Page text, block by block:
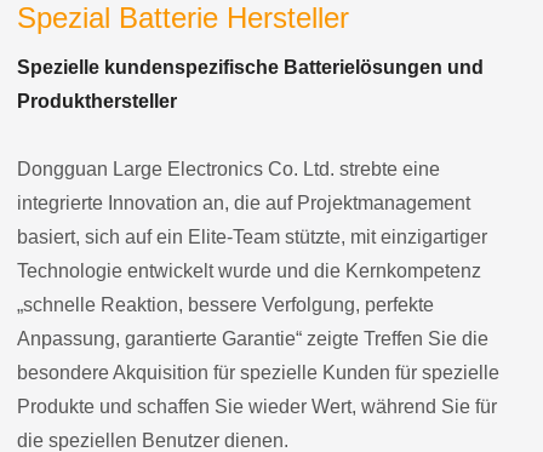
Spezial Batterie Hersteller
Spezielle kundenspezifische Batterielösungen und
Produkthersteller
Dongguan Large Electronics Co. Ltd. strebte eine
integrierte Innovation an, die auf Projektmanagement
basiert, sich auf ein Elite-Team stützte, mit einzigartiger
Technologie entwickelt wurde und die Kernkompetenz
„schnelle Reaktion, bessere Verfolgung, perfekte
Anpassung, garantierte Garantie“ zeigte Treffen Sie die
besondere Akquisition für spezielle Kunden für spezielle
Produkte und schaffen Sie wieder Wert, während Sie für
die speziellen Benutzer dienen.